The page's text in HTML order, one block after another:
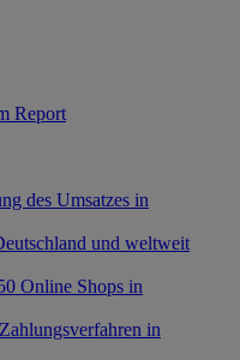
Report
des Umsatzes in
und weltweit
Online Shops in
in